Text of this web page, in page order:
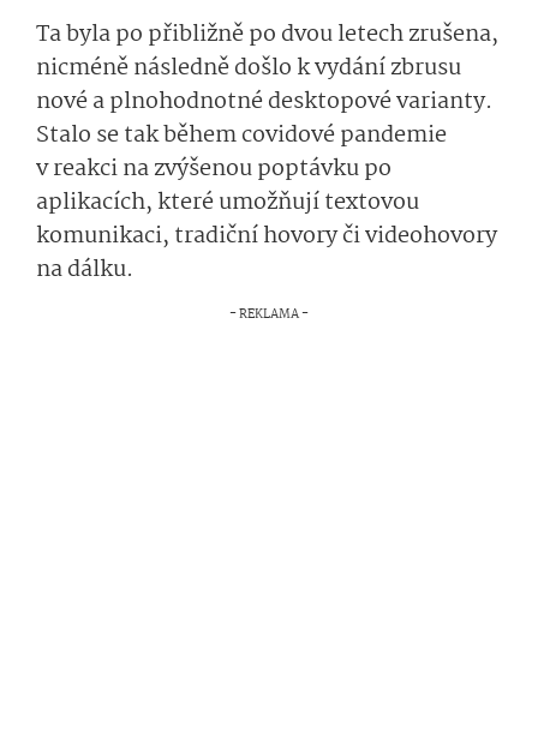
Ta byla po přibližně po dvou letech zrušena,
nicméně následně došlo k vydání zbrusu
nové a plnohodnotné desktopové varianty.
Stalo se tak během covidové pandemie
v reakci na zvýšenou poptávku po
aplikacích, které umožňují textovou
komunikaci, tradiční hovory či videohovory
na dálku.